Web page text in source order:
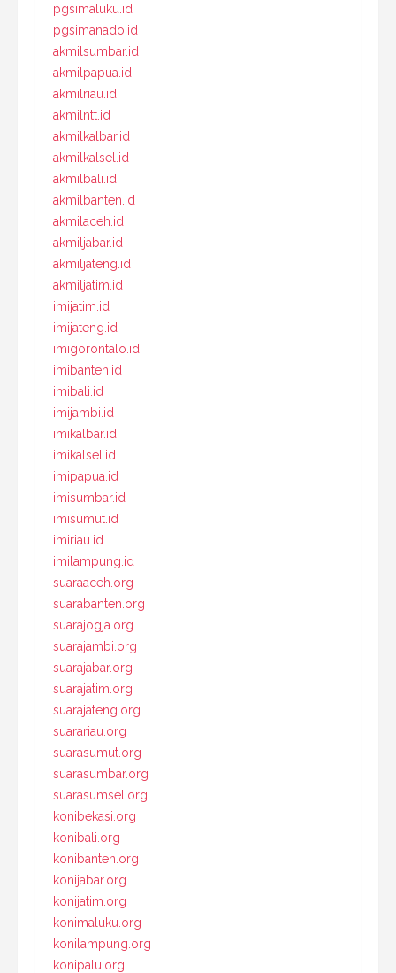
pgsimaluku.id
pgsimanado.id
akmilsumbar.id
akmilpapua.id
akmilriau.id
akmilntt.id
akmilkalbar.id
akmilkalsel.id
akmilbali.id
akmilbanten.id
akmilaceh.id
akmiljabar.id
akmiljateng.id
akmiljatim.id
imijatim.id
imijateng.id
imigorontalo.id
imibanten.id
imibali.id
imijambi.id
imikalbar.id
imikalsel.id
imipapua.id
imisumbar.id
imisumut.id
imiriau.id
imilampung.id
suaraaceh.org
suarabanten.org
suarajogja.org
suarajambi.org
suarajabar.org
suarajatim.org
suarajateng.org
suarariau.org
suarasumut.org
suarasumbar.org
suarasumsel.org
konibekasi.org
konibali.org
konibanten.org
konijabar.org
konijatim.org
konimaluku.org
konilampung.org
konipalu.org